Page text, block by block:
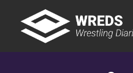
content